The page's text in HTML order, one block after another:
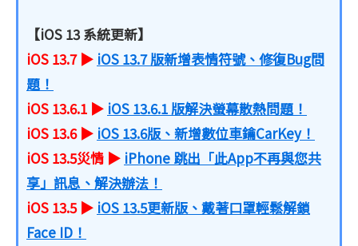
【iOS 13 系統更新】
iOS 13.7 ▶ iOS 13.7 版新增表情符號、修復Bug問
題！
iOS 13.6.1 ▶ iOS 13.6.1 版解決螢幕散熱問題！
iOS 13.6 ▶ iOS 13.6版、新增數位車鑰CarKey！
iOS 13.5災情 ▶ iPhone 跳出「此App不再與您共
享」訊息、解決辦法！
iOS 13.5 ▶ iOS 13.5更新版、戴著口罩輕鬆解鎖
Face ID！